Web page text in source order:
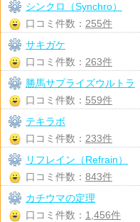
シンクロ（Synchro）
口コミ件数： 255件
サキガケ
口コミ件数： 263件
勝馬サプライズウルトラ
口コミ件数： 559件
テキラボ
口コミ件数： 233件
リフレイン（Refrain）
口コミ件数： 843件
カチウマの定理
口コミ件数： 1,456件